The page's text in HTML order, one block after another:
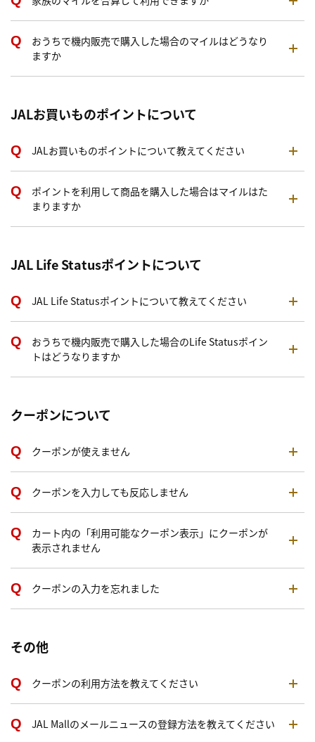
おうちで機内販売で購入した場合のマイルはどうなり
ますか
JALお買いものポイントについて
JALお買いものポイントについて教えてください
ポイントを利用して商品を購入した場合はマイルはた
まりますか
JAL Life Statusポイントについて
JAL Life Statusポイントについて教えてください
おうちで機内販売で購入した場合のLife Statusポイン
トはどうなりますか
クーポンについて
クーポンが使えません
クーポンを入力しても反応しません
カート内の「利用可能なクーポン表示」にクーポンが
表示されません
クーポンの入力を忘れました
その他
クーポンの利用方法を教えてください
JAL Mallのメールニュースの登録方法を教えてください